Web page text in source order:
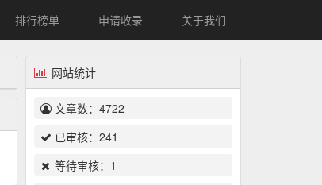
排行榜单 申请收录 关于我们
网站统计
文章数： 4722
已审核： 241
等待审核： 1